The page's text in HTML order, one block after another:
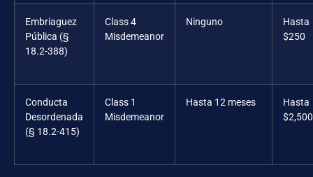
Embriaguez
Pública (§
18.2-388)
Class 4
Misdemeanor
Ninguno
Hasta
$250
Conducta
Desordenada
(§ 18.2-415)
Class 1
Misdemeanor
Hasta 12 meses
Hasta
$2,500